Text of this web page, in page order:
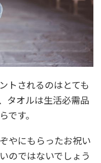
トされるのはとても
タオルは生活必需品
です。
やにもらったお祝い
のではないでしょう